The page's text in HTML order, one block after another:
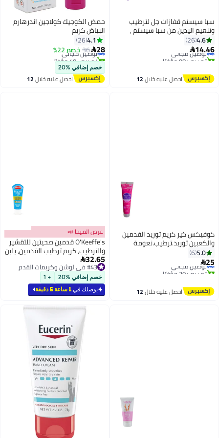
سبا سيستم قفازات جل لترطيب
وتنعيم اليدين من سبا سيستم ,
بنفسجي
4.6
26
14.46
#10 في لوشن وكريمات القدم
أقل سعر في 7 يوم
توصيل مجاني
تم بيع +90 مؤخرًا
احصل عليه خلال12
حمض الكوجيك كولاجين اندرهارم
البياض كريم
4.1
26
28
36 خصم 22%
توصيل مجاني
تم بيع +40 مؤخرًا
توصيل مجاني
خصم إضافي %20
احصل عليه خلال12
كوفيكس كير كريم توريد القدمين
والكعبين توريد.ترطيب.نعومة
60ملي5.0
6
25توصيل مجاني
تم بيع +30 مؤخرًا
توصيل مجاني
احصل عليه خلال12
عرض الميجا 📣
O'Keeffe's قدمين صحيتين للتقشير
والترطيب، كريم ترطيب القدمين، يلين
ويصلح القدمين الجافة المتشققة،
أنبوب، (عبوة من 1)
32.65
#43 في لوشن وكريمات القدم
#43 في لوشن وكريمات القدم
خصم إضافي %20 + 1
يوصلك في 1 ساعة 6 دقيقة